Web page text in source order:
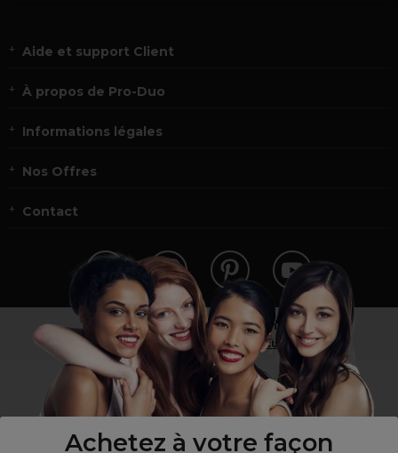
Achetez à votre façon
Aide et support Client
À propos de Pro-Duo
Informations légales
Nos Offres
Contact
Vous n’êtes pas un professionnel ?
Visitez notre site pour les particuliers!